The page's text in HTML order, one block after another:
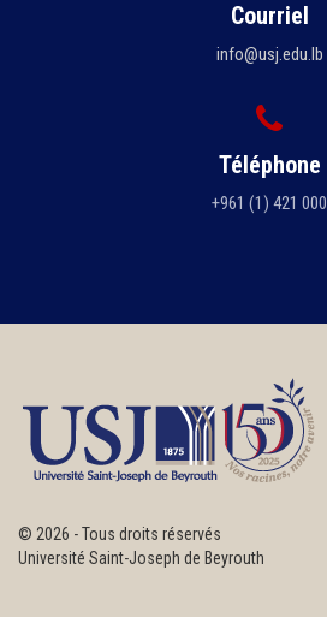
Courriel
info@usj.edu.lb
Téléphone
+961 (1) 421 000
© 2026 - Tous droits réservés
Université Saint-Joseph de Beyrouth